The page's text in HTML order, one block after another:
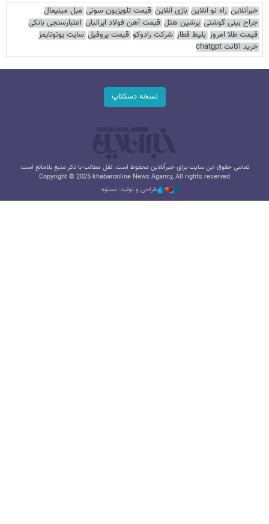
خبرآنلاین راه نو آنلاین بازی آنلاین قیمت تلویزیون سونی مبل مینیمال
جراح بینی گوشتی پرشین هتل قیمت آهن فولاد ایرانیان اعتبارسنجی بانکی
قیمت طلا امروز بلیط قطار شرکت رادوکو قیمت پروفیل سایت یوتوتایمز
خرید اکانت chatgpt
نسخه دسکتاپ
تمامی حقوق این سایت برای خبرآنلاین محفوظ است. نقل مطالب با ذکر منبع بلامانع است.
Copyright © 2025 khabaronline News Agancy, All rights reserved
طراحی و تولید: نستوه